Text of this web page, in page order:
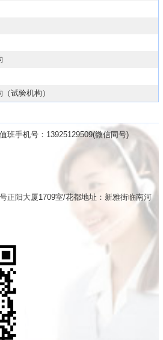
试验机构）
班手机号：13925129509(微信同号)
正阳大厦1709室/花都地址：新雅街临南河